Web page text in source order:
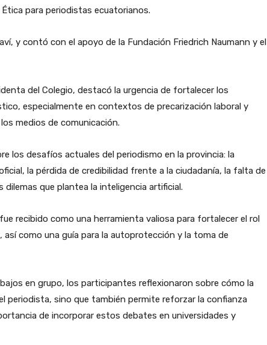
para periodistas ecuatorianos.
y contó con el apoyo de la Fundación Friedrich Naumann y el
del Colegio, destacó la urgencia de fortalecer los
especialmente en contextos de precarización laboral y
medios de comunicación.
los desafíos actuales del periodismo en la provincia: la
la pérdida de credibilidad frente a la ciudadanía, la falta de
dilemas que plantea la inteligencia artificial.
recibido como una herramienta valiosa para fortalecer el rol
como una guía para la autoprotección y la toma de
en grupo, los participantes reflexionaron sobre cómo la
periodista, sino que también permite reforzar la confianza
de incorporar estos debates en universidades y